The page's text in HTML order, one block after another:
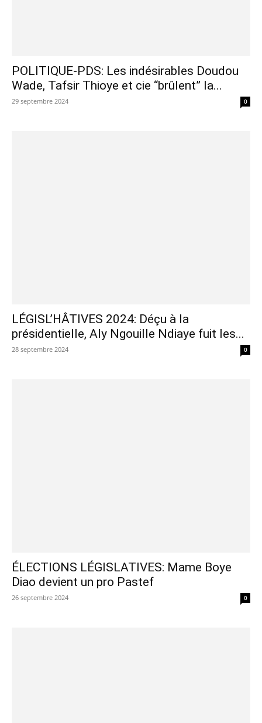
POLITIQUE-PDS: Les indésirables Doudou
Wade, Tafsir Thioye et cie “brûlent” la...
29 septembre 2024 0
LÉGISL’HÂTIVES 2024: Déçu à la
présidentielle, Aly Ngouille Ndiaye fuit les...
28 septembre 2024 0
ÉLECTIONS LÉGISLATIVES: Mame Boye
Diao devient un pro Pastef
26 septembre 2024 0